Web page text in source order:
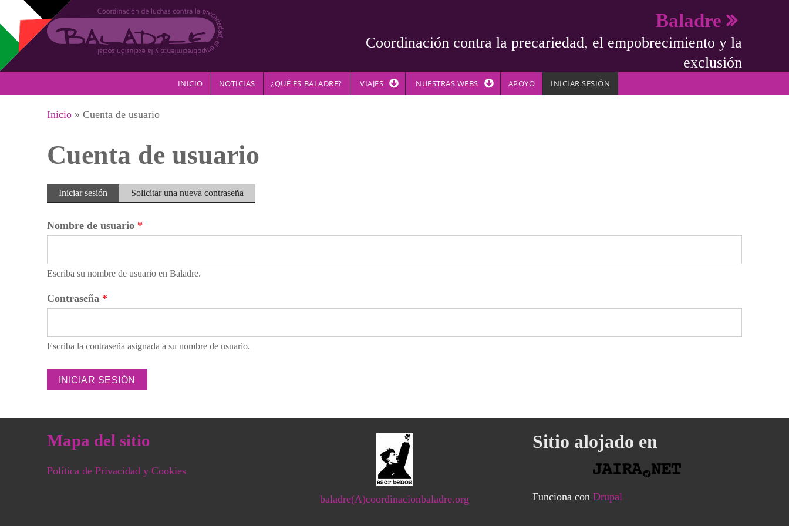
Pasar al contenido principal
Baladre
Coordinación contra la precariedad, el empobrecimiento y la
exclusión
INICIO NOTICIAS ¿QUÉ ES BALADRE? VIAJES NUESTRAS WEBS APOYO INICIAR SESIÓN
Se encuentra usted aquí
Inicio » Cuenta de usuario
Cuenta de usuario
Solapas principales
Iniciar sesión (solapaSolicitar una nueva contraseña
Nombre de usuario *
Escriba su nombre de usuario en Baladre.
Contraseña *
Escriba la contraseña asignada a su nombre de usuario.
Mapa del sitio
Política de Privacidad y Cookies
baladre(A)coordinacionbaladre.org
Sitio alojado en
Funciona con Drupal